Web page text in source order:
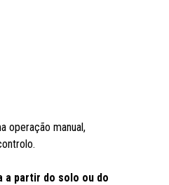
operação manual,
a partir do solo ou do